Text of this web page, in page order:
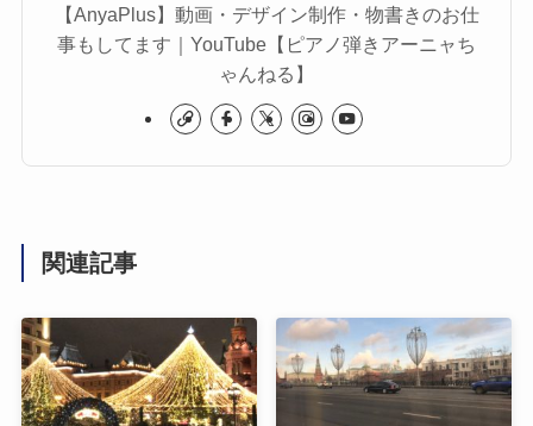
【AnyaPlus】動画・デザイン制作・物書きのお仕
事もしてます｜YouTube【ピアノ弾きアーニャち
ゃんねる】
関連記事